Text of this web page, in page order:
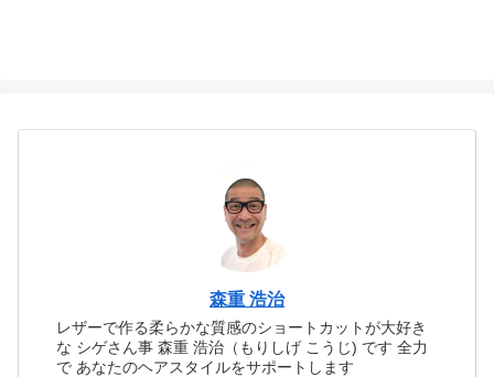
森重 浩治
レザーで作る柔らかな質感のショートカットが大好き
な シゲさん事 森重 浩治（もりしげ こうじ) です 全力
で あなたのヘアスタイルをサポートします